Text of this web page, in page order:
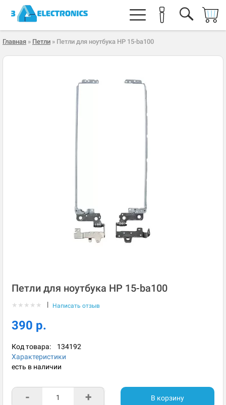
Главная » Петли » Петли для ноутбука HP 15-ba100
Петли для ноутбука HP 15-ba100
★ ★ ★ ★ ★ | Написать отзыв
390 р.
Код товара: 134192
Характеристики
есть в наличии
- + В корзину